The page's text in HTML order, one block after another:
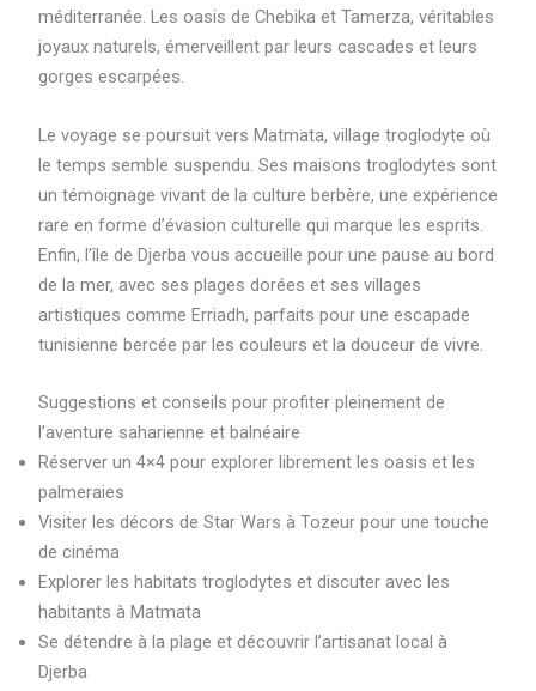
méditerranée. Les oasis de Chebika et Tamerza, véritables
joyaux naturels, émerveillent par leurs cascades et leurs
gorges escarpées.
Le voyage se poursuit vers Matmata, village troglodyte où
le temps semble suspendu. Ses maisons troglodytes sont
un témoignage vivant de la culture berbère, une expérience
rare en forme d’évasion culturelle qui marque les esprits.
Enfin, l’île de Djerba vous accueille pour une pause au bord
de la mer, avec ses plages dorées et ses villages
artistiques comme Erriadh, parfaits pour une escapade
tunisienne bercée par les couleurs et la douceur de vivre.
Suggestions et conseils pour profiter pleinement de
l’aventure saharienne et balnéaire
Réserver un 4×4 pour explorer librement les oasis et les
palmeraies
Visiter les décors de Star Wars à Tozeur pour une touche
de cinéma
Explorer les habitats troglodytes et discuter avec les
habitants à Matmata
Se détendre à la plage et découvrir l’artisanat local à
Djerba